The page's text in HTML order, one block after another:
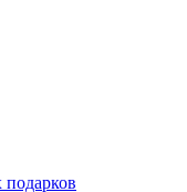
подарков